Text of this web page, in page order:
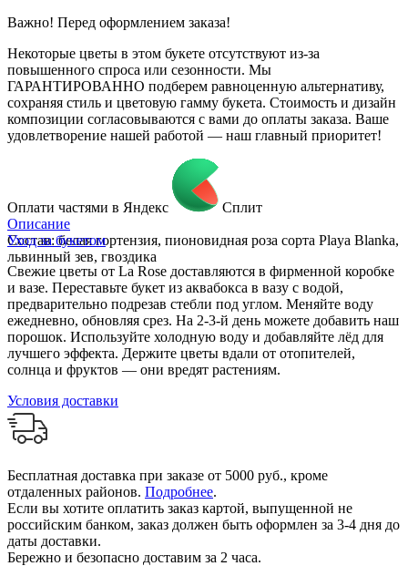
Важно! Перед оформлением заказа!
Некоторые цветы в этом букете отсутствуют из-за
повышенного спроса или сезонности. Мы
ГАРАНТИРОВАННО подберем равноценную альтернативу,
сохраняя стиль и цветовую гамму букета. Стоимость и дизайн
композиции согласовываются с вами до оплаты заказа. Ваше
удовлетворение нашей работой — наш главный приоритет!
Оплати частями в Яндекс
Сплит
Описание
Состав: белая гортензия, пионовидная роза сорта Playa Blanka,
львинный зев, гвоздика
Уход за букетом
Свежие цветы от La Rose доставляются в фирменной коробке
и вазе. Переставьте букет из аквабокса в вазу с водой,
предварительно подрезав стебли под углом. Меняйте воду
ежедневно, обновляя срез. На 2-3-й день можете добавить наш
порошок. Используйте холодную воду и добавляйте лёд для
лучшего эффекта. Держите цветы вдали от отопителей,
солнца и фруктов — они вредят растениям.
Условия доставки
Бесплатная доставка при заказе от 5000 руб., кроме
отдаленных районов. Подробнее.
Если вы хотите оплатить заказ картой, выпущенной не
российским банком, заказ должен быть оформлен за 3-4 дня до
даты доставки.
Бережно и безопасно доставим за 2 часа.